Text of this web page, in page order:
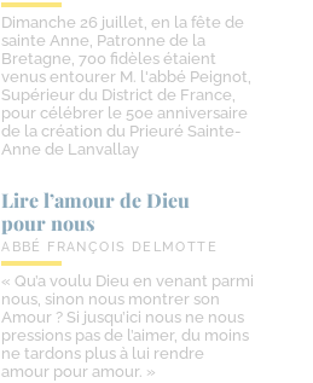
Dimanche 26 juillet, en la fête de
sainte Anne, Patronne de la
Bretagne, 700 fidèles étaient
venus entourer M. l'abbé Peignot,
Supérieur du District de France,
pour célébrer le 50e anniversaire
de la création du Prieuré Sainte-
Anne de Lanvallay
Lire l’amour de Dieu
pour nous
ABBÉ FRANÇOIS DELMOTTE
« Qu’a voulu Dieu en venant parmi
nous, sinon nous montrer son
Amour ? Si jusqu’ici nous ne nous
pressions pas de l’aimer, du moins
ne tardons plus à lui rendre
amour pour amour. »